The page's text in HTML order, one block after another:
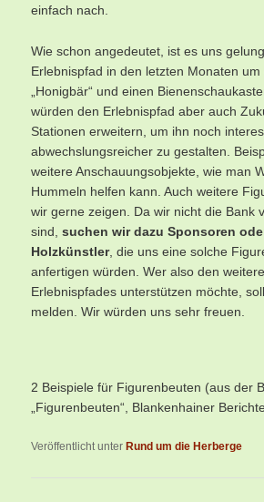
einfach nach.
Wie schon angedeutet, ist es uns
Erlebnispfad in den letzten Monaten
„Honigbär“ und einen
würden den Erlebnispfad aber auch
Stationen erweitern, um ihn noch
abwechslungsreicher zu gestalten.
weitere Anschauungsobjekte, wie man
Hummeln helfen kann. Auch weitere
wir gerne zeigen. Da wir nicht die Bank
sind, suchen wir dazu Sponsoren
Holzkünstler, die uns eine solche
anfertigen würden. Wer also den
Erlebnispfades unterstützen möchte,
melden. Wir würden uns sehr freuen.
2 Beispiele für Figurenbeuten (aus der
„Figurenbeuten“, Blankenhainer
Veröffentlicht unter Rund um die Herberge